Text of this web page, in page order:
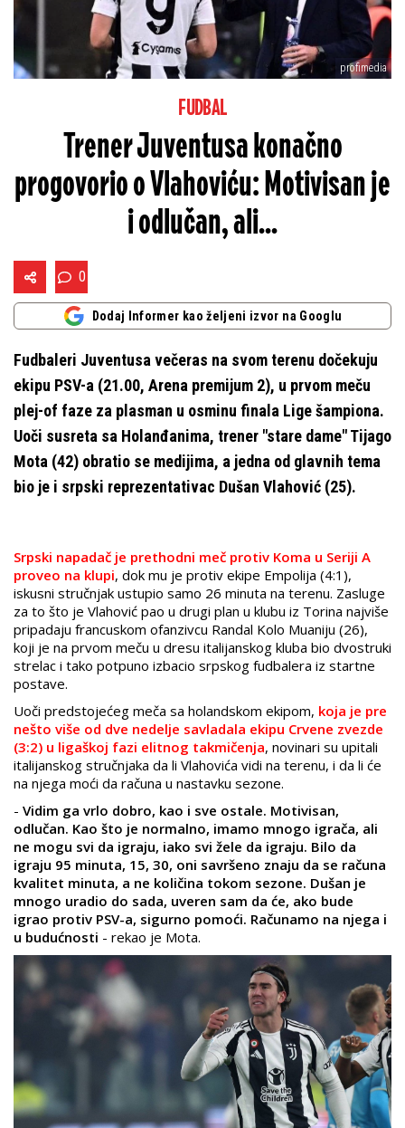
profimedia
FUDBAL
Trener Juventusa konačno
progovorio o Vlahoviću: Motivisan je
i odlučan, ali...
0
Dodaj Informer kao željeni izvor na Googlu
Fudbaleri Juventusa večeras na svom terenu dočekuju
ekipu PSV-a (21.00, Arena premijum 2), u prvom meču
plej-of faze za plasman u osminu finala Lige šampiona.
Uoči susreta sa Holanđanima, trener "stare dame" Tijago
Mota (42) obratio se medijima, a jedna od glavnih tema
bio je i srpski reprezentativac Dušan Vlahović (25).
Srpski napadač je prethodni meč protiv Koma u Seriji A
proveo na klupi, dok mu je protiv ekipe Empolija (4:1),
iskusni stručnjak ustupio samo 26 minuta na terenu. Zasluge
za to što je Vlahović pao u drugi plan u klubu iz Torina najviše
pripadaju francuskom ofanzivcu Randal Kolo Muaniju (26),
koji je na prvom meču u dresu italijanskog kluba bio dvostruki
strelac i tako potpuno izbacio srpskog fudbalera iz startne
postave.
Uoči predstojećeg meča sa holandskom ekipom, koja je pre
nešto više od dve nedelje savladala ekipu Crvene zvezde
(3:2) u ligaškoj fazi elitnog takmičenja, novinari su upitali
italijanskog stručnjaka da li Vlahovića vidi na terenu, i da li će
na njega moći da računa u nastavku sezone.
- Vidim ga vrlo dobro, kao i sve ostale. Motivisan,
odlučan. Kao što je normalno, imamo mnogo igrača, ali
ne mogu svi da igraju, iako svi žele da igraju. Bilo da
igraju 95 minuta, 15, 30, oni savršeno znaju da se računa
kvalitet minuta, a ne količina tokom sezone. Dušan je
mnogo uradio do sada, uveren sam da će, ako bude
igrao protiv PSV-a, sigurno pomoći. Računamo na njega i
u budućnosti - rekao je Mota.